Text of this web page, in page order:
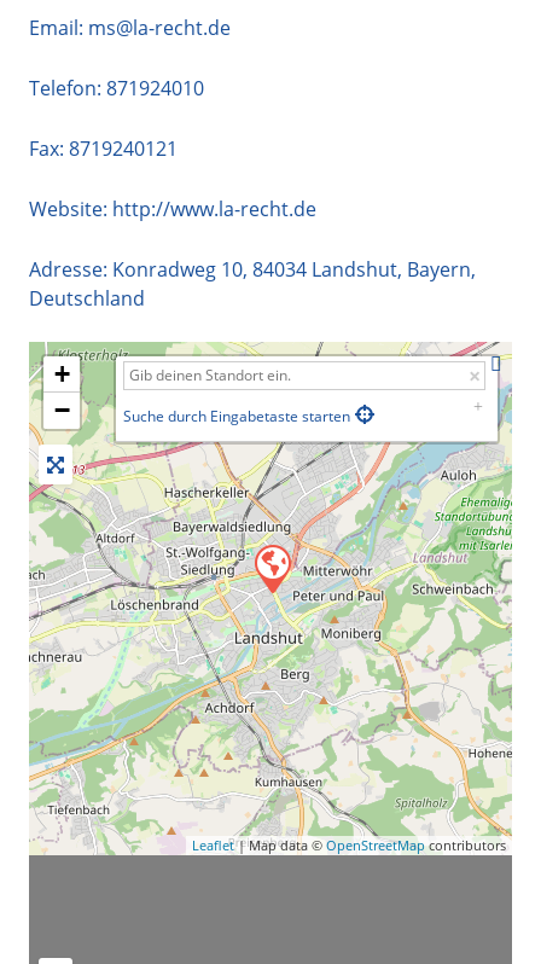
Email: ms@la-recht.de
Telefon: 871924010
Fax: 8719240121
Website: http://www.la-recht.de
Adresse: Konradweg 10, 84034 Landshut, Bayern,
Deutschland
+
−
Suche durch Eingabetaste starten
Leaflet| Map data © OpenStreetMap contributors